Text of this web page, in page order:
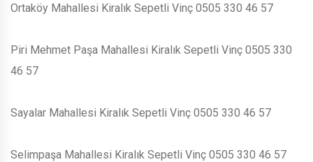
Ortaköy Mahallesi Kiralık Sepetli Vinç 0505 330 46 57
Piri Mehmet Paşa Mahallesi Kiralık Sepetli Vinç 0505 330
46 57
Sayalar Mahallesi Kiralık Sepetli Vinç 0505 330 46 57
Selimpaşa Mahallesi Kiralık Sepetli Vinç 0505 330 46 57